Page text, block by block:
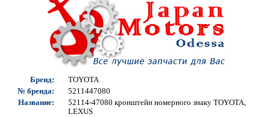
Бренд:
TOYOTA
№ бренда:
5211447080
Название:
52114-47080 кронштейн номерного знаку TOYOTA,
LEXUS